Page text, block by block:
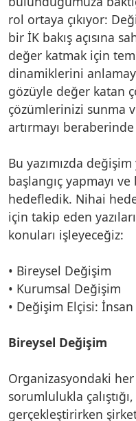
rol ortaya çıkıyor:
bir İK bakış açısına
değer katmak için
dinamiklerini
gözüyle değer katan
çözümlerinizi sunma
artırmayı
Bu yazımızda
başlangıç yapmayı
hedefledik. Nihai
için takip eden
konuları işleyeceğiz:
• Bireysel Değişim
• Kurumsal Değişim
• Değişim Elçisi: İnsan
Bireysel Değişim
Organizasyondaki
sorumlulukla
gerçekleştirirken